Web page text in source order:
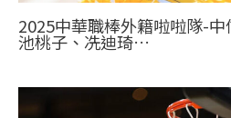
2025中華職棒外籍啦啦隊-
池桃子、冼迪琦…